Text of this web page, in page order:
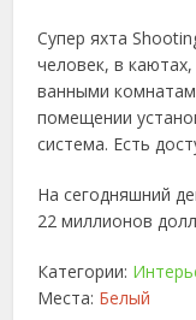
Супер яхта
человек, в
ванными
помещении
система. Есть
На сегодняшний
22 миллионов
Категории:
Места: Белый